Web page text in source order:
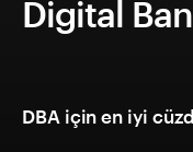
Digital
DBA için en iyi